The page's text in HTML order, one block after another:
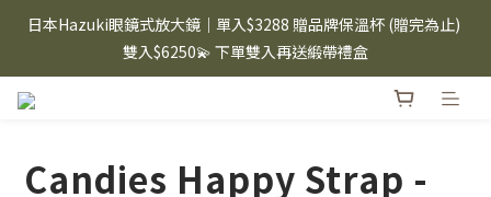
⸜ 8/1-8/31 ⸝  88購物節｜下單滿$1600折$100 / 滿$2200折$200 /
滿$3000折$300 (排除Hazuki及EspressoTokyo)
日本Hazuki眼鏡式放大鏡｜單入$3288 贈品牌保溫杯 (贈完為止)
雙入$6250💫 下單雙入再送緞帶禮盒
Candies 手機殼 $299起🤳🏻下單即贈 限量造型鑰匙圈(款式隨機)
⸜ 8/1-8/31 ⸝  88購物節｜下單滿$1600折$100 / 滿$2200折$200 /
Candies Happy Strap -